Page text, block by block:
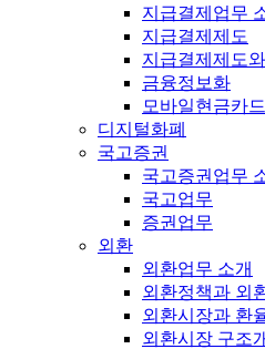
지급결제업무
지급결제제도
지급결제제도
금융정보화
모바일현금카
디지털화폐
국고증권
국고증권업무
국고업무
증권업무
외환
외환업무 소개
외환정책과 외
외환시장과 환
외환시장 구조